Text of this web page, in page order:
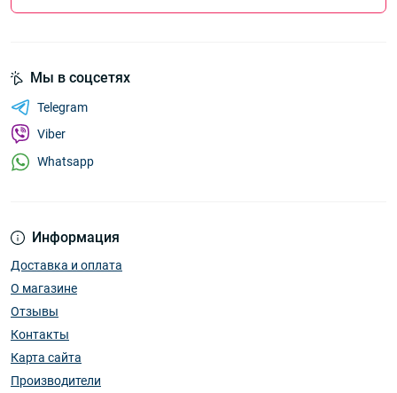
Информация
Доставка и оплата
О магазине
Отзывы
Контакты
Карта сайта
Производители
Мы в соцсетях
Telegram
Viber
Whatsapp